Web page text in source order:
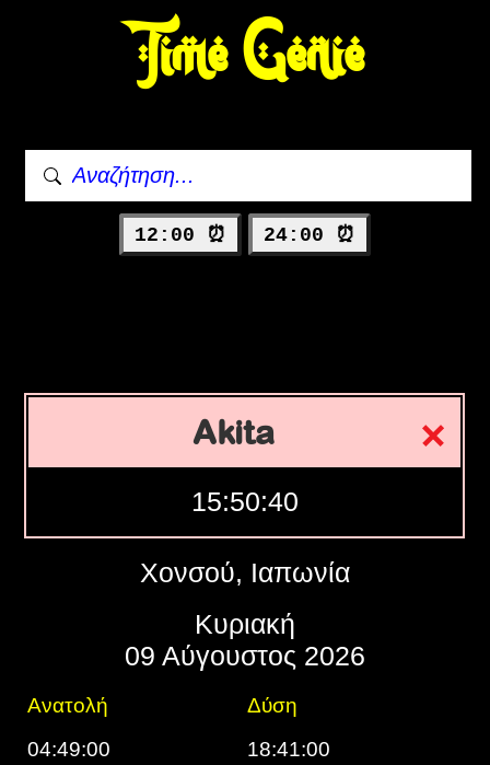
Time Genie
12:00 ⏰ 24:00 ⏰
Akita
15:50:41
Χονσού, Ιαπωνία
Κυριακή
09 Αύγουστος 2026
Ανατολή
Δύση
04:49:00
18:41:00